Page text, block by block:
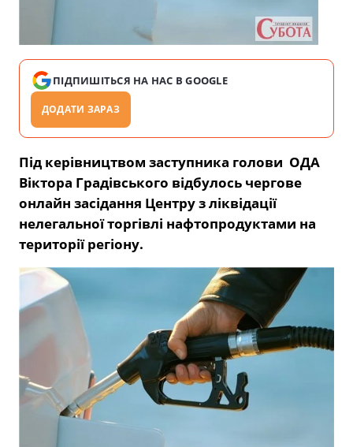
ПІДПИШІТЬСЯ НА НАС В GOOGLE
ДОДАТИ ЗАРАЗ
Під керівництвом заступника голови ОДА
Віктора Градівського відбулось чергове
онлайн засідання Центру з ліквідації
нелегальної торгівлі нафтопродуктами на
території регіону.